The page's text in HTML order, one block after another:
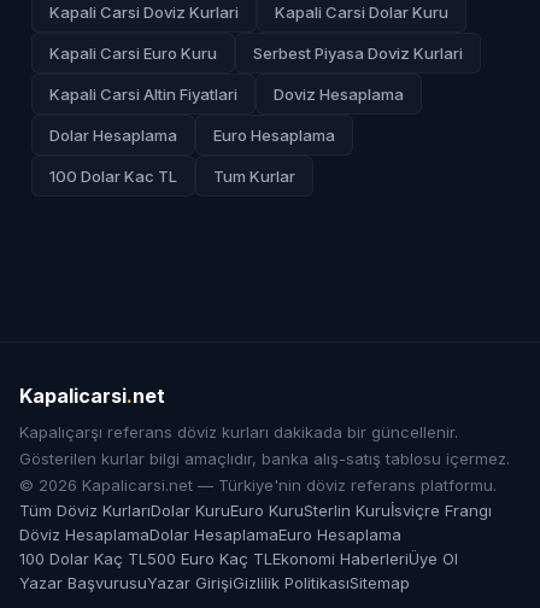
Kapali Carsi Doviz Kurlari Kapali Carsi Dolar Kuru
Kapali Carsi Euro Kuru Serbest Piyasa Doviz Kurlari
Kapali Carsi Altin Fiyatlari Doviz Hesaplama
Dolar Hesaplama Euro Hesaplama
100 Dolar Kac TL Tum Kurlar
Kapalicarsi.net
Kapalıçarşı referans döviz kurları dakikada bir güncellenir.
Gösterilen kurlar bilgi amaçlıdır, banka alış-satış tablosu içermez.
© 2026 Kapalicarsi.net — Türkiye'nin döviz referans platformu.
Tüm Döviz KurlarıDolar KuruEuro KuruSterlin Kuruİsviçre Frangı
Döviz HesaplamaDolar HesaplamaEuro Hesaplama
100 Dolar Kaç TL 500 Euro Kaç TL Ekonomi HaberleriÜye Ol
Yazar BaşvurusuYazar GirişiGizlilik PolitikasıSitemap